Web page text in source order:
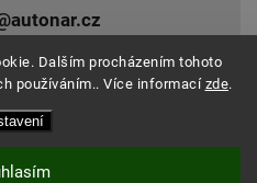
Dalším procházením tohoto
používáním.. Více informací zde.
. Všechna práva vyhrazena.
Shoptak.cz